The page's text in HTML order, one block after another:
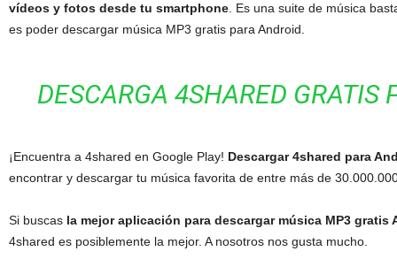
vídeos y fotos desde tu smartphone . Es una suite de música
es poder descargar música MP3 gratis para Android.
DESCARGA 4SHARED GRATIS
¡Encuentra a 4shared en Google Play! Descargar 4shared para
encontrar y descargar tu música favorita de entre más de
Si buscas la mejor aplicación para descargar música MP3 gratis
4shared es posiblemente la mejor. A nosotros nos gusta mucho.